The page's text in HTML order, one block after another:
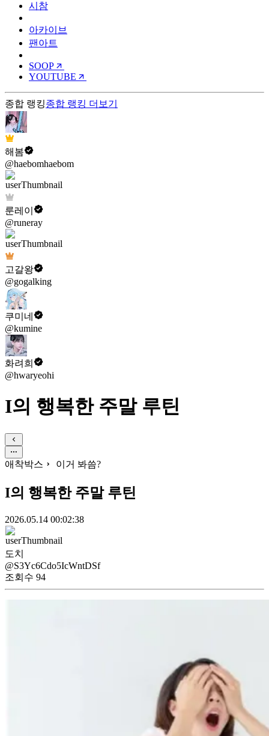
시참
아카이브
팬아트
SOOP
YOUTUBE
종합 랭킹종합 랭킹 더보기
해봄
@haebomhaebom
룬레이
@runeray
고갈왕
@gogalking
쿠미네
@kumine
화려희
@hwaryeohi
I의 행복한 주말 루틴
애착박스 이거 봐씀?
I의 행복한 주말 루틴
2026.05.14 00:02:38
도치
@S3Yc6Cdo5IcWntDSf
조회수 94